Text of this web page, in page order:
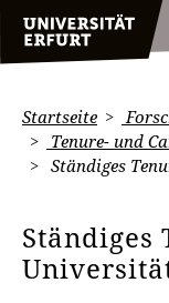
Startseite
Tenure- und
Ständiges
Ständiges